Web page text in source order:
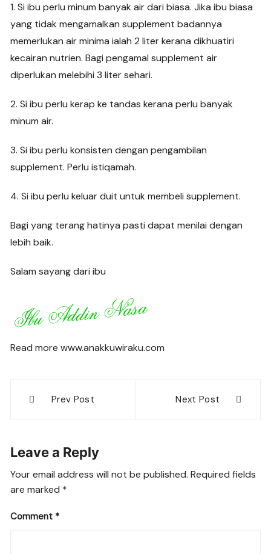
1. Si ibu perlu minum banyak air dari biasa. Jika ibu biasa
yang tidak mengamalkan supplement badannya
memerlukan air minima ialah 2 liter kerana dikhuatiri
kecairan nutrien. Bagi pengamal supplement air
diperlukan melebihi 3 liter sehari.
2. Si ibu perlu kerap ke tandas kerana perlu banyak
minum air.
3. Si ibu perlu konsisten dengan pengambilan
supplement. Perlu istiqamah.
4. Si ibu perlu keluar duit untuk membeli supplement.
Bagi yang terang hatinya pasti dapat menilai dengan
lebih baik.
Salam sayang dari ibu
Read more www.anakkuwiraku.com
navigation
Prev Post Next Post
Leave a Reply
Your email address will not be published. Required fields
are marked *
Comment *